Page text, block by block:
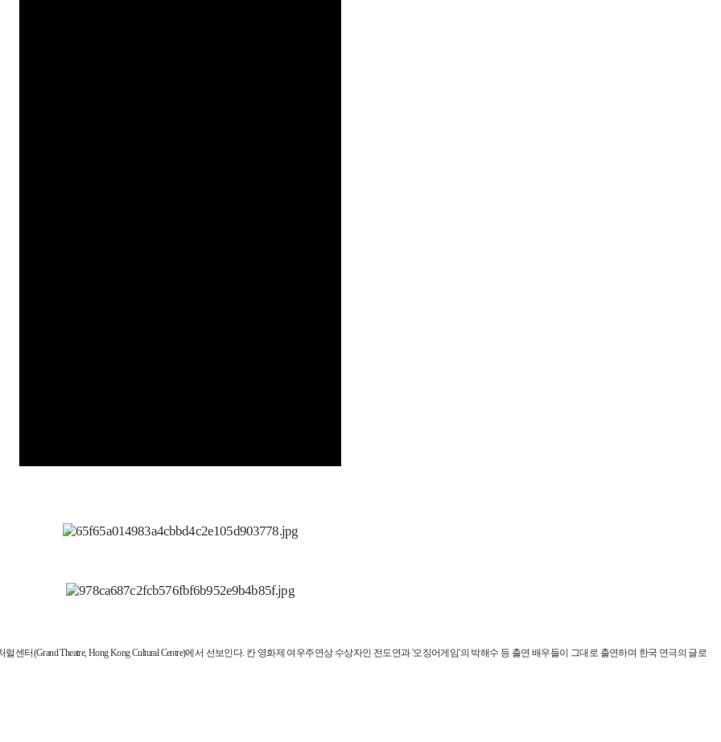
터(Grand Theatre, Hong Kong Cultural Centre)에서 선보인다. 칸 영화제 여우주연상 수상자인 전도연과 '오징어게임'의 박해수 등 출연 배우들이 그대로 출연하며 한국 연극의 글로